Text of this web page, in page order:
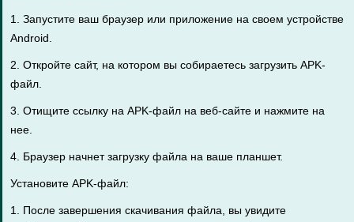
1. Запустите ваш браузер или приложение на своем устройстве
Android.
2. Откройте сайт, на котором вы собираетесь загрузить APK-
файл.
3. Отищите ссылку на APK-файл на веб-сайте и нажмите на
нее.
4. Браузер начнет загрузку файла на ваше планшет.
Установите APK-файл:
1. После завершения скачивания файла, вы увидите